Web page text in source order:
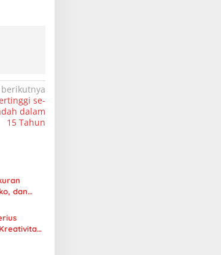
berikutnya
se-
dalam
15 Tahun
dan